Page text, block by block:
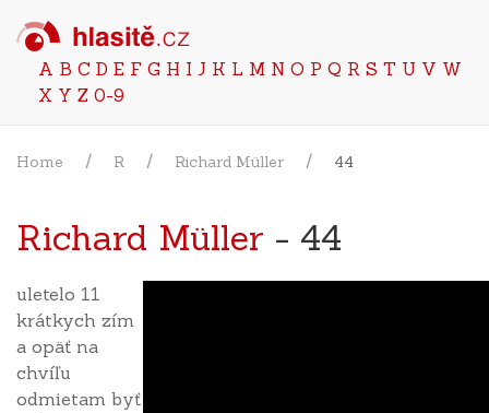
A B C D E F G H I J K L M N O P Q R S T U V W
X Y Z 0-9
Home R Richard Müller 44
Richard Müller - 44
uletelo 11
krátkych zím
a opäť na
chvíľu
odmietam byť